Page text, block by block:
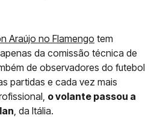
Araújo no Flamengo tem
da comissão técnica de
de observadores do futebol
partidas e cada vez mais
o volante passou a
, da Itália.